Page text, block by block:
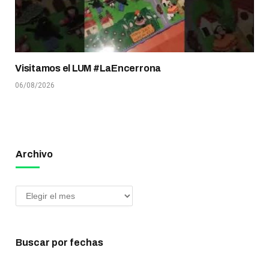
Visitamos el LUM #LaEncerrona
06/08/2026
Archivo
Buscar por fechas